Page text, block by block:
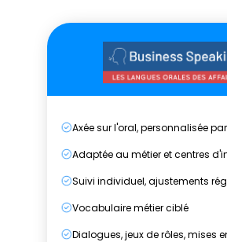
Axée sur l'oral, personnalisée
Adaptée au métier et centres
Suivi individuel, ajustements
Vocabulaire métier ciblé
Dialogues, jeux de rôles, mises